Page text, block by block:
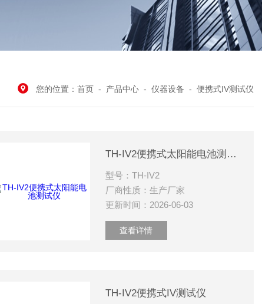
您的位置： 首页 - 产品中心 - 仪器设备 - 便携式IV测试仪
TH-IV2便携式太阳能电池测试仪
型号：TH-IV2
厂商性质：生产厂家
更新时间：2026-06-03
查看详情
TH-IV2便携式IV测试仪